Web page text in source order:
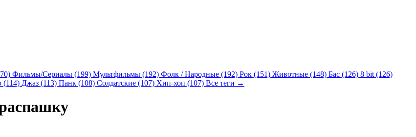
Фильмы/Сериалы (199) Мультфильмы (192) Фолк / Народные (192) Рок (151) Животные (148) Бас (126) 8 bit (126)
(114) Джаз (113) Панк (108) Солдатские (107) Хип-хоп (107) Все теги →